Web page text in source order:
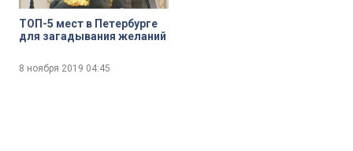
ТОП-5 мест в Петербурге
для загадывания желаний
8 ноября 2019 04:45